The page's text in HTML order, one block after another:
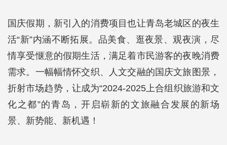
国庆假期，新引入的消费项目也让青岛老城区的夜生
活“新”内涵不断拓展。品美食、逛夜景、观夜演，尽
情享受惬意的假期生活，满足着市民游客的夜晚消费
需求。一幅幅情怀交织、人文交融的国庆文旅图景，
折射市场趋势，让成为“2024-2025上合组织旅游和文
化之都”的青岛，开启崭新的文旅融合发展的新场
景、新势能、新机遇！